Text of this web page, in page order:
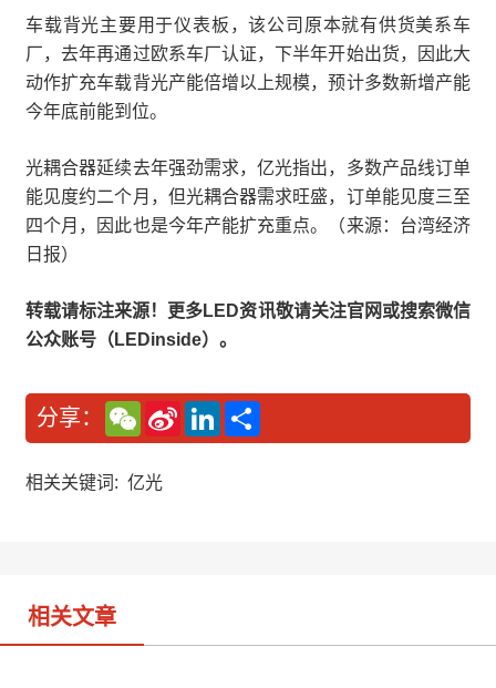
车载背光主要用于仪表板，该公司原本就有供货美系车
厂，去年再通过欧系车厂认证，下半年开始出货，因此大
动作扩充车载背光产能倍增以上规模，预计多数新增产能
今年底前能到位。
光耦合器延续去年强劲需求，亿光指出，多数产品线订单
能见度约二个月，但光耦合器需求旺盛，订单能见度三至
四个月，因此也是今年产能扩充重点。（来源：台湾经济
日报）
转载请标注来源！更多LED资讯敬请关注官网或搜索微信
公众账号（LEDinside）。
分享：
W
e
C
a
S
n
L
n
相关关键词: 亿光
相关文章